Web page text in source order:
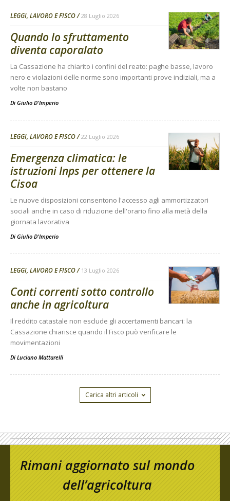
LEGGI, LAVORO E FISCO 28 Luglio 2026
Quando lo sfruttamento
diventa caporalato
La Cassazione ha chiarito i confini del reato: paghe basse, lavoro
nero e violazioni delle norme sono importanti prove indiziali, ma a
volte non bastano
Di Giulio D'Imperio
LEGGI, LAVORO E FISCO 22 Luglio 2026
Emergenza climatica: le
istruzioni Inps per ottenere la
Cisoa
Le nuove disposizioni consentono l'accesso agli ammortizzatori
sociali anche in caso di riduzione dell'orario fino alla metà della
giornata lavorativa
Di Giulio D'Imperio
LEGGI, LAVORO E FISCO 13 Luglio 2026
Conti correnti sotto controllo
anche in agricoltura
Il reddito catastale non esclude gli accertamenti bancari: la
Cassazione chiarisce quando il Fisco può verificare le
movimentazioni
Di Luciano Mattarelli
Carica altri articoli
Rimani aggiornato sul mondo
dell’agricoltura